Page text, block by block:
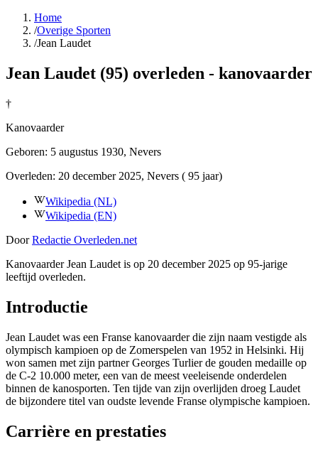
Home
/Overige Sporten
/Jean Laudet
Jean Laudet (95) overleden - kanovaarder
†
Kanovaarder
Geboren: 5 augustus 1930, Nevers
Overleden: 20 december 2025, Nevers ( 95 jaar)
Wikipedia (NL)
Wikipedia (EN)
Door Redactie Overleden.net
Kanovaarder Jean Laudet is op 20 december 2025 op 95-jarige
leeftijd overleden.
Introductie
Jean Laudet was een Franse kanovaarder die zijn naam vestigde als
olympisch kampioen op de Zomerspelen van 1952 in Helsinki. Hij
won samen met zijn partner Georges Turlier de gouden medaille op
de C-2 10.000 meter, een van de meest veeleisende onderdelen
binnen de kanosporten. Ten tijde van zijn overlijden droeg Laudet
de bijzondere titel van oudste levende Franse olympische kampioen.
Carrière en prestaties